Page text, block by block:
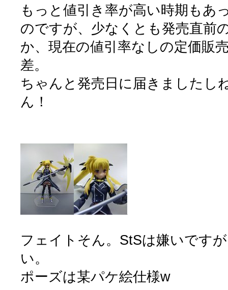
もっと値引き率が高い時期もあ
のですが、少なくとも発売直前
か、現在の値引率なしの定価販
差。
ちゃんと発売日に届きましたし
ん！
フェイトそん。StSは嫌いです
い。
ポーズは某パケ絵仕様w